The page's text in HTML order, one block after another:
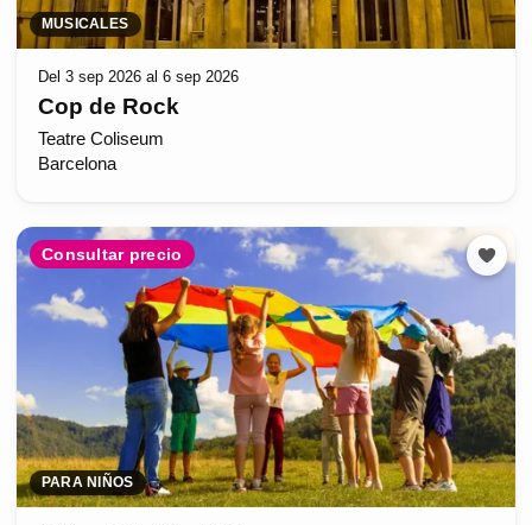
MUSICALES
Del 3 sep 2026 al 6 sep 2026
Cop de Rock
Teatre Coliseum
Barcelona
Consultar precio
PARA NIÑOS